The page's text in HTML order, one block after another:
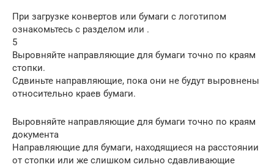
При загрузке конвертов или бумаги с логотипом
ознакомьтесь с разделом или .
5
Выровняйте направляющие для бумаги точно по краям
стопки.
Сдвиньте направляющие, пока они не будут выровнены
относительно краев бумаги.
Выровняйте направляющие для бумаги точно по краям
документа
Направляющие для бумаги, находящиеся на расстоянии
от стопки или же слишком сильно сдавливающие